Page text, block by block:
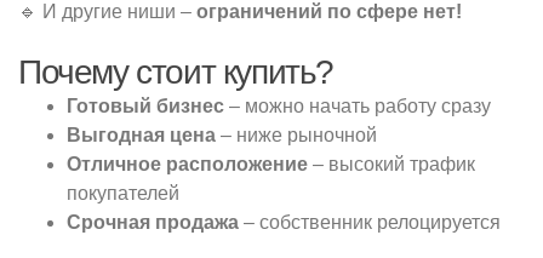
🔹 И другие ниши – ограничений по сфере нет!
Почему стоит купить?
Готовый бизнес – можно начать работу сразу
Выгодная цена – ниже рыночной
Отличное расположение – высокий трафик
покупателей
Срочная продажа – собственник релоцируется